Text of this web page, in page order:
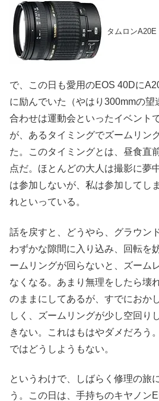
タムロンA20E
で、この日も愛用のEOS 40Dに
に励んでいた（やはり300mmの望
合わせは運動会といったイベント
が、あるタイミングでズームリン
た。このタイミングとは、昼食直
点だ。ほとんどの大人は撮影に夢
は参加しないが、私は参加してし
れといっている。
話を戻すと、どうやら、グラウン
わずかな隙間に入り込み、回転を
ームリングが回らないと、ズーム
なくなる。あまり無理をしたら壊
のままにしてあるが、すでにおか
しく、ズームリングが少し空回り
きない。これはもはやダメだろう
ではどうしようもない。
というわけで、しばらく修理の旅
う。この日は、手持ちのキヤノン